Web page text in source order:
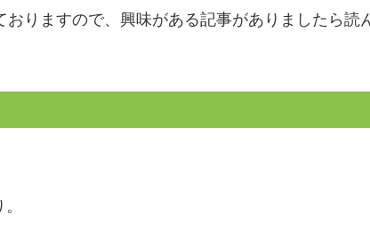
りますので、興味がある記事がありましたら読